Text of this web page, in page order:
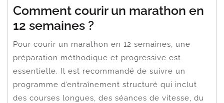
Comment courir un marathon en
12 semaines ?
Pour courir un marathon en 12 semaines, une
préparation méthodique et progressive est
essentielle. Il est recommandé de suivre un
programme d’entraînement structuré qui inclut
des courses longues, des séances de vitesse, du